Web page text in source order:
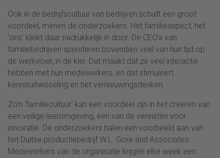
Ook in de bedrijfscultuur van bedrijven schuilt een groot
voordeel, menen de onderzoekers. Het familieaspect, het
‘ons’ klinkt daar nadrukkelijk in door. De CEO’s van
familiebedrijven spenderen bovendien veel van hun tijd op
de werkvloer, in de klei. Dat maakt dat ze veel interactie
hebben met hun medewerkers, en dat stimuleert
kennisuitwisseling en het vernieuwingsdenken.
Zo’n ‘familiecultuur’ kan een voordeel zijn in het creëren van
een veilige leeromgeving, een van de vereisten voor
innovatie. De onderzoekers halen een voorbeeld aan van
het Duitse productiebedrijf W.L. Gore and Associates.
Medewerkers van de organisatie krijgen elke week een